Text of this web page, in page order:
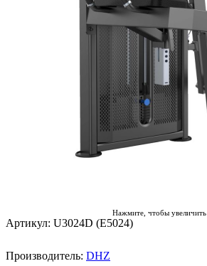
Нажмите, чтобы увеличить
Артикул: U3024D (E5024)
Производитель: DHZ